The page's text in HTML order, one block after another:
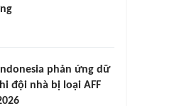
phản ứng dữ
đội nhà bị loại AFF